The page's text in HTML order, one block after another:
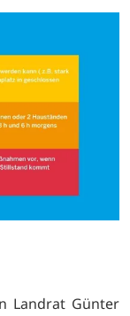
Landrat Günter